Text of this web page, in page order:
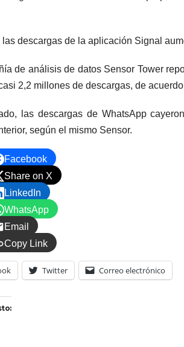
las descargas de la aplicación Signal
de análisis de datos Sensor Tower
2,2 millones de descargas, de
las descargas de WhatsApp
según el mismo Sensor.
Facebook
Share on X
LinkedIn
WhatsApp
Email
Copy Link
Twitter Correo electrónico